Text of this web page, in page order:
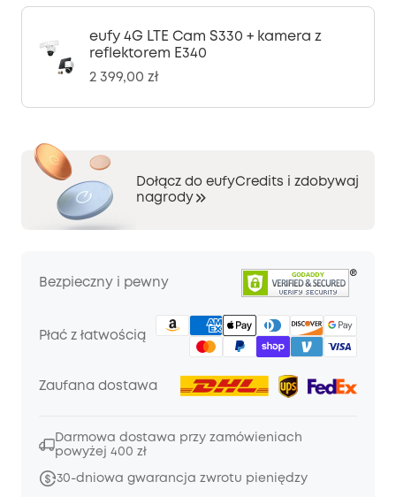
eufy 4G LTE Cam S330 + kamera z
reflektorem E340
2 399,00 zł
Dołącz do eufyCredits i zdobywaj
nagrody
Bezpieczny i pewny
Płać z łatwością
Zaufana dostawa
Darmowa dostawa przy zamówieniach
powyżej 400 zł
30-dniowa gwarancja zwrotu pieniędzy